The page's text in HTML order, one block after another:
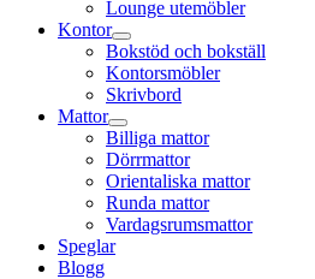
Lounge utemöbler
Kontor
Bokstöd och bokställ
Kontorsmöbler
Skrivbord
Mattor
Billiga mattor
Dörrmattor
Orientaliska mattor
Runda mattor
Vardagsrumsmattor
Speglar
Blogg